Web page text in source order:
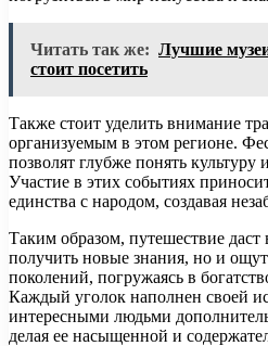
Читать так же: Лучшие
стоит посетить
Также стоит уделить внимание
организуемым в этом регионе.
позволят глубже понять
Участие в этих событиях
единства с народом, создавая
Таким образом, путешествие даст
получить новые знания, но и
поколений, погружаясь в
Каждый уголок наполнен своей
интересными людьми
делая ее насыщенной и